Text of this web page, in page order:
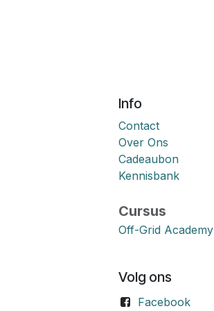
Info
Contact
Over Ons
Cadeaubon
Kennisbank
Cursus
Off-Grid Academy
Volg ons
Facebook